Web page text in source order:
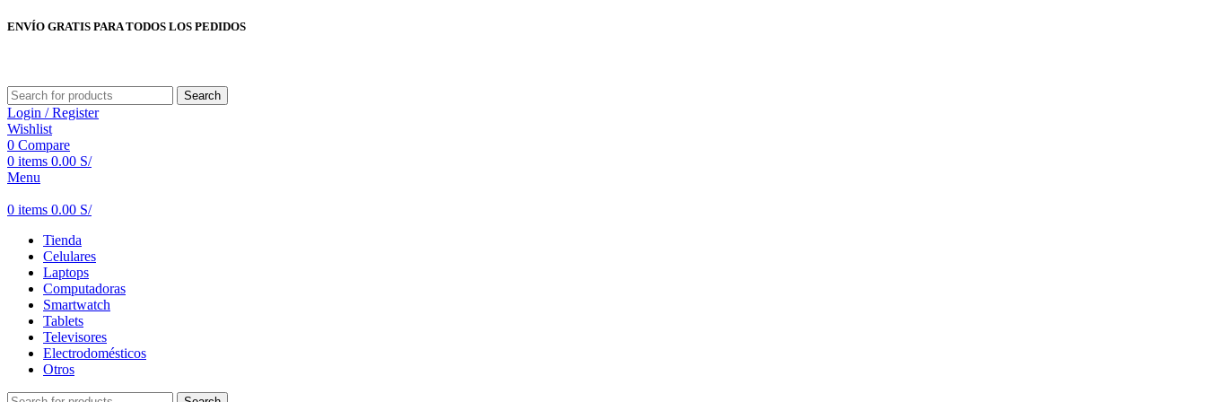
ENVÍO GRATIS PARA TODOS LOS PEDIDOS
Search
Login / Register
Wishlist
0 Compare
0 items 0.00 S/
Menu
0 items 0.00 S/
Tienda
Celulares
Laptops
Computadoras
Smartwatch
Tablets
Televisores
Electrodomésticos
Otros